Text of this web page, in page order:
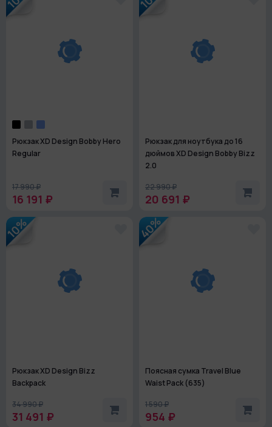
Рюкзак XD Design Bobby Hero
Regular
17 990 ₽
16 191 ₽
Рюкзак для ноутбука до 16
дюймов XD Design Bobby Bizz
2.0
22 990 ₽
20 691 ₽
10%
Рюкзак XD Design Bizz
Backpack
34 990 ₽
31 491 ₽
40%
Поясная сумка Travel Blue
Waist Pack (635)
1 590 ₽
954 ₽